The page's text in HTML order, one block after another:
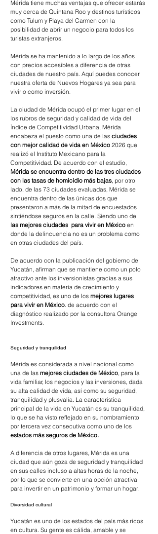
Mérida tiene muchas ventajas que ofrecer estarás
muy cerca de Quintana Roo y destinos turísticos
como Tulum y Playa del Carmen con la
posibilidad de abrir un negocio para todos los
turistas extranjeros.
Mérida se ha mantenido a lo largo de los años
con precios accesibles a diferencia de otras
ciudades de nuestro país. Aquí puedes conocer
nuestra oferta de Nuevos Hogares ya sea para
vivir o como inversión.
La ciudad de Mérida ocupó el primer lugar en el
los rubros de seguridad y calidad de vida del
Índice de Competitividad Urbana, Mérida
encabeza el puesto como una de las ciudades
con mejor calidad de vida en México 2026 que
realizó el Instituto Mexicano para la
Competitividad. De acuerdo con el estudio,
Mérida se encuentra dentro de las tres ciudades
con las tasas de homicidio más bajas , por otro
lado, de las 73 ciudades evaluadas, Mérida se
encuentra dentro de las únicas dos que
presentaron a más de la mitad de encuestados
sintiéndose seguros en la calle. Siendo uno de
las mejores ciudades  para vivir en México en
donde la delincuencia no es un problema como
en otras ciudades del país.
De acuerdo con la publicación del gobierno de
Yucatán, afirman que se mantiene como un polo
atractivo ante los inversionistas gracias a sus
indicadores en materia de crecimiento y
competitividad, es uno de los mejores lugares
para vivir en México . de acuerdo con el
diagnóstico realizado por la consultora Orange
Investments.
Seguridad y tranquilidad
Mérida es considerada a nivel nacional como
una de las mejores ciudades de México , para la
vida familiar, los negocios y las inversiones, dada
su alta calidad de vida, así como su seguridad,
tranquilidad y plusvalía. La característica
principal de la vida en Yucatán es su tranquilidad,
lo que se ha visto reflejado en su nombramiento
por tercera vez consecutiva como uno de los
estados más seguros de México.
A diferencia de otros lugares, Mérida es una
ciudad que aún goza de seguridad y tranquilidad
en sus calles incluso a altas horas de la noche,
por lo que se convierte en una opción atractiva
para invertir en un patrimonio y formar un hogar.
Diversidad cultural
Yucatán es uno de los estados del país más ricos
en cultura. Su gente es cálida, amable y se